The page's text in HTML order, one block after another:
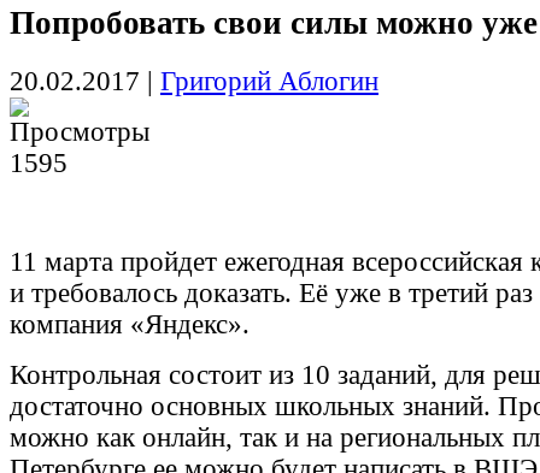
Попробовать свои силы можно уже
20.02.2017 | Григорий Аблогин
1595
11 марта пройдет ежегодная всероссийская
и требовалось доказать. Её уже в третий раз
компания «Яндекс».
Контрольная состоит из 10 заданий, для
достаточно основных школьных знаний.
можно как онлайн, так и на региональных